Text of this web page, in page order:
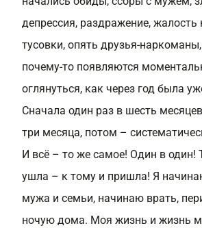
депрессия, раздражение, жалость
тусовки, опять друзья-
почему-то появляются
оглянуться, как через год была
Сначала один раз в шесть
три месяца, потом –
И всё – то же самое! Один в один!
ушла – к тому и пришла! Я
мужа и семьи, начинаю врать,
ночую дома. Моя жизнь и жизнь